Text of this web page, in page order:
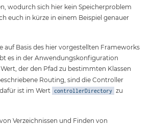
wodurch sich hier kein Speicherproblem
euch in kürze in einem Beispiel genauer
auf Basis des hier vorgestellten Frameworks
es in der Anwendungskonfiguration
der den Pfad zu bestimmten Klassen
Routing, sind die Controller
ist im Wert controllerDirectory zu
Verzeichnissen und Finden von